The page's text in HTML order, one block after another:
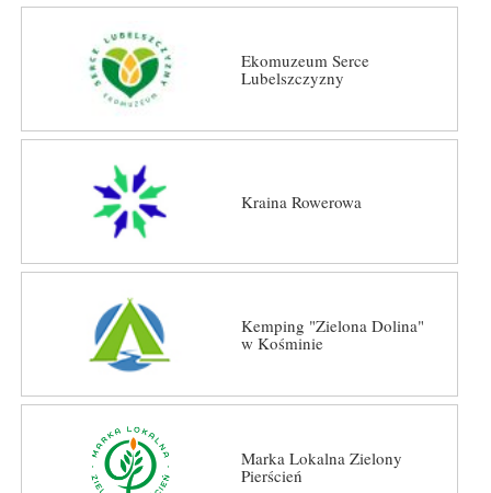
Ekomuzeum Serce
Lubelszczyzny
Kraina Rowerowa
Kemping "Zielona Dolina"
w Kośminie
Marka Lokalna Zielony
Pierścień